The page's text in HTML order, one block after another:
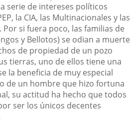
serie de intereses políticos
la CIA, las Multinacionales y las
si fuera poco, las familias de
y Bellotos) se odian a muerte
de propiedad de un pozo
tierras, uno de ellos tiene una
la beneficia de muy especial
de un hombre que hizo fortuna
su actitud ha hecho que todos
ser los únicos decentes